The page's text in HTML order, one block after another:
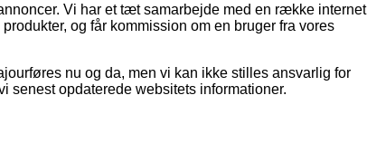
Vi har et tæt samarbejde med en række internet
og får kommission om en bruger fra vores
nu og da, men vi kan ikke stilles ansvarlig for
senest opdaterede websitets informationer.